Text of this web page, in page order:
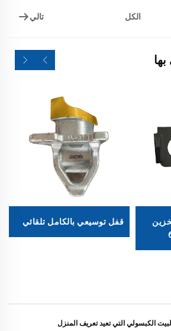
الكل تالي
قفل توسيعي بالكامل تلقائي
الكبسولي التي تعيد تعريف المنزل